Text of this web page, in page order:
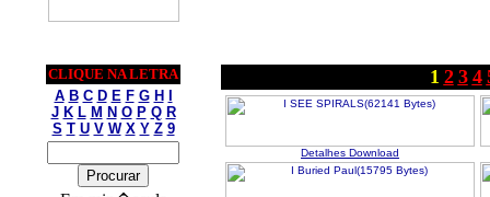
CLIQUE NA LETRA
A B C D E F G H
J K L M N O P Q R
S T U V W X Y Z 9
1 2 3 4
Detalhes Download